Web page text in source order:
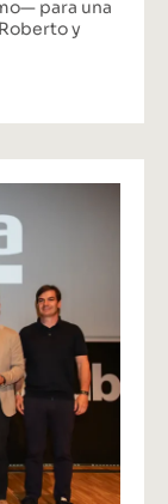
para una
y